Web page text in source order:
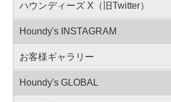
ハウンディーズ X（旧Twitter）
Houndy's INSTAGRAM
お客様ギャラリー
Houndy's GLOBAL